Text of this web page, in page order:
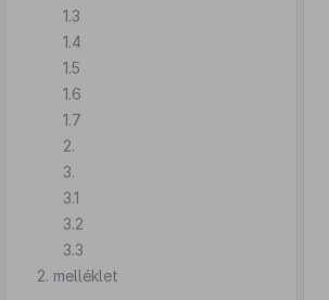
1.3
1.4
1.5
1.6
1.7
2.
3.
3.1
3.2
3.3
2. melléklet